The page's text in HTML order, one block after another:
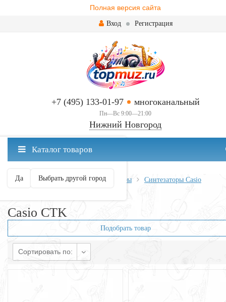
Полная версия сайта
Вход Регистрация
+7 (495) 133-01-97 многоканальный
Пн—Вс 9:00—21:00
Нижний Новгород
Нижний Новгород ваш город?
Да Выбрать другой город
Каталог товаров
Главная Клавишные Синтезаторы
Синтезаторы Casio
Casio CTK
Подобрать товар
Сортировать по: